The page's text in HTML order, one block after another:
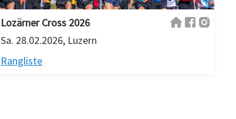
Lozärner Cross 2026
Sa. 28.02.2026, Luzern
Rangliste